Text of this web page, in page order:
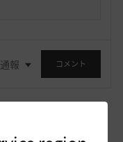
通報 コメント